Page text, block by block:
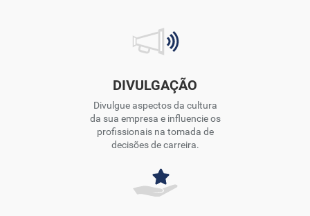
DIVULGAÇÃO
Divulgue aspectos da cultura
da sua empresa e influencie os
profissionais na tomada de
decisões de carreira.